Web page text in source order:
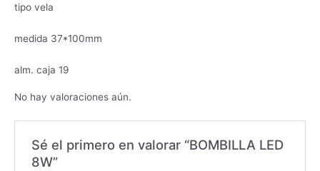
tipo vela
medida 37*100mm
alm. caja 19
No hay valoraciones aún.
Sé el primero en valorar “BOMBILLA LED
8W”